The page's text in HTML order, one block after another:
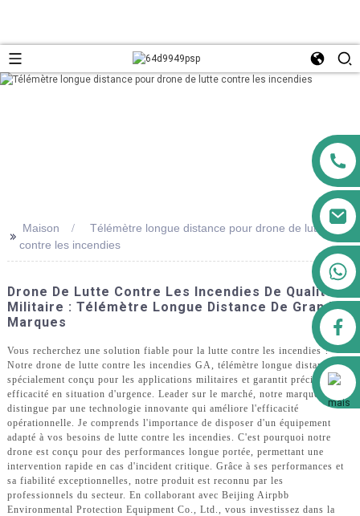
+8613911556761
Alibaba
>> Maison
Télémètre longue distance pour drone de lutte
contre les incendies
Drone De Lutte Contre Les Incendies De Qualité
Militaire : Télémètre Longue Distance De Grandes
Marques
Vous recherchez une solution fiable pour la lutte contre les incendies ?
Notre drone de lutte contre les incendies GA, télémètre longue distance, est
spécialement conçu pour les applications militaires et garantit précision et
efficacité en situation d'urgence. Leader sur le marché, notre marque se
distingue par une technologie innovante qui améliore l'efficacité
opérationnelle. Je comprends l'importance de disposer d'un équipement
adapté à vos besoins de lutte contre les incendies. C'est pourquoi notre
drone est conçu pour des performances longue portée, permettant une
intervention rapide en cas d'incident critique. Grâce à ses performances et
sa fiabilité exceptionnelles, notre produit est reconnu par les
professionnels du secteur. En collaborant avec Beijing Airpbb
Environmental Protection Equipment Co., Ltd., vous investissez dans la